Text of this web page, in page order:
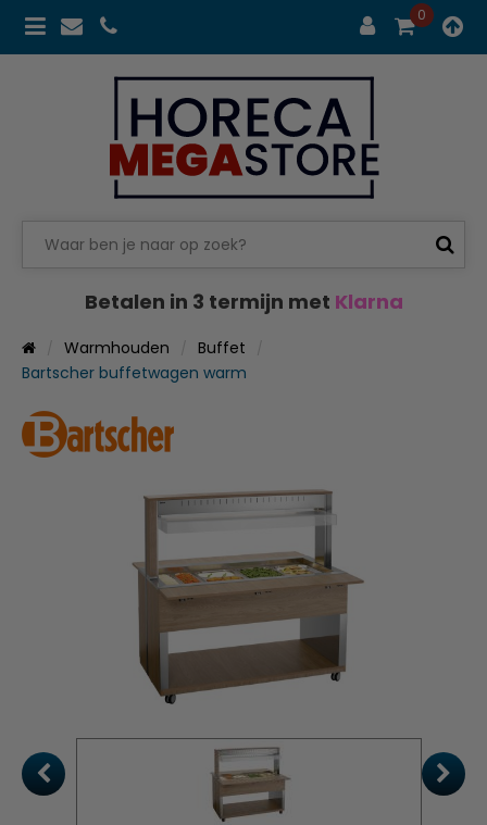
0
Betalen in 3 termijn met Klarna
Warmhouden
Buffet
Bartscher buffetwagen warm